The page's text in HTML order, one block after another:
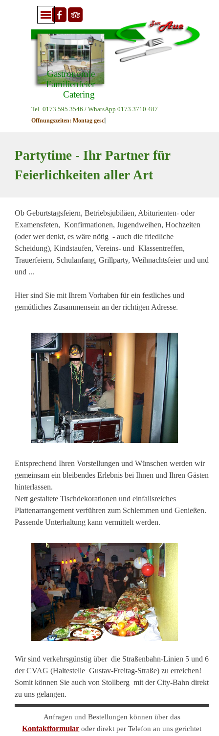
Tel. 0173 595 3546 / WhatsApp 0173 3710 487
Gastronomie
Familienfeier
Catering
Öffnungszeiten: Dienstag 11:30 Uhr - 13:30 Uhr
Menü überspringen
Partytime - Ihr Partner für
Feierlichkeiten aller Art
Ob Geburtstagsfeiern, Betriebsjubiläen, Abiturienten- oder
Examensfeten, Konfirmationen, Jugendweihen, Hochzeiten
(oder wer denkt, es wäre nötig - auch die friedliche
Scheidung), Kindstaufen, Vereins- und Klassentreffen,
Trauerfeiern, Schulanfang, Grillparty, Weihnachtsfeierund und
und ...
Hier sind Sie mit Ihrem Vorhaben für ein festliches und
gemütliches Zusammensein an der richtigen Adresse.
Entsprechend Ihren Vorstellungen und Wünschen werden wir
gemeinsam ein bleibendes Erlebnis bei Ihnen und Ihren Gästen
hinterlassen.
Nett gestaltete Tischdekorationen und einfallsreiches
Plattenarrangement verführen zum Schlemmen und Genießen.
Passende Unterhaltung kann vermittelt werden.
Wir sind verkehrsgünstig über die Straßenbahn-Linien 5 und 6
der CVAG (Haltestelle Gustav-Freitag-Straße) zu erreichen!
Somit können Sie auch von Stollberg mit der City-Bahn direkt
zu uns gelangen.
Anfragen und Bestellungen können über das
Kontaktformular oder direkt per Telefon an uns gerichtet